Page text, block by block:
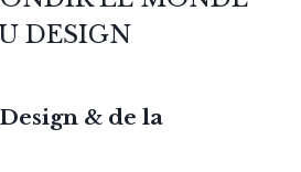
DESIGN
& de la